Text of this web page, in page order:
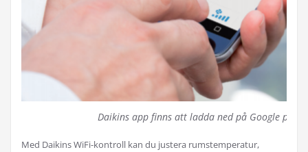
Daikins app finns att ladda ned på Google play
Med Daikins WiFi-kontroll kan du justera rumstemperatur,